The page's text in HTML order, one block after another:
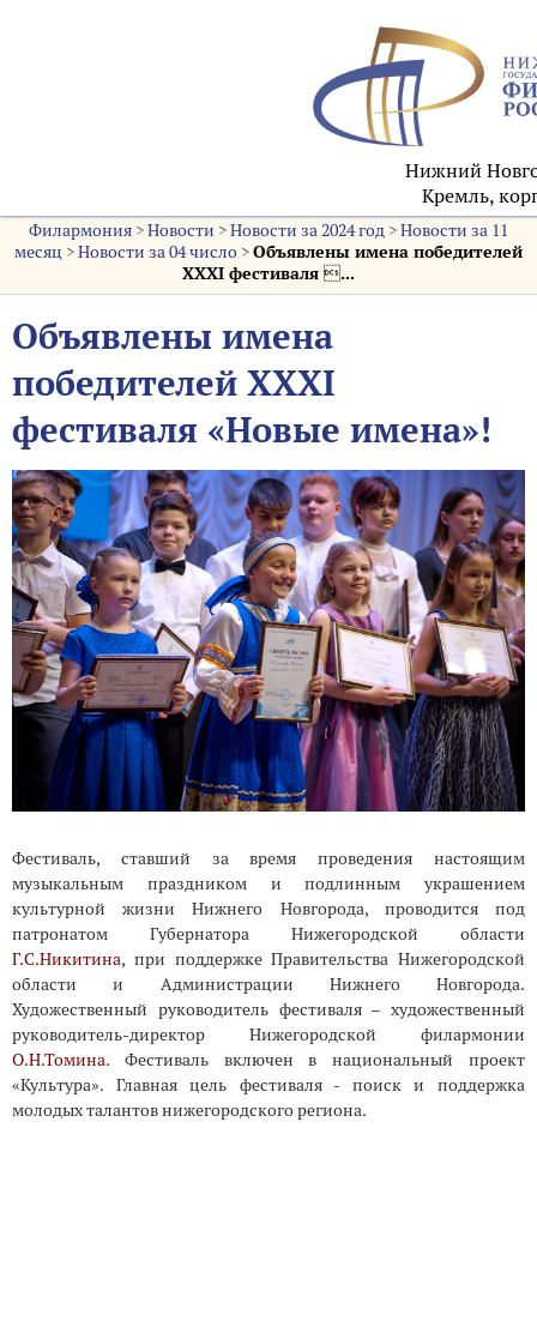
Нижний
Кремль,
Филармония>Новости >Новости за 2024 год>Новости за 11
месяц >Новости за 04 число>Объявлены имена победителей
XXXI фестиваля ...
Объявлены имена
победителей XXXI
фестиваля «Новые имена»!
Фестиваль, ставший за время проведения настоящим
музыкальным праздником и подлинным украшением
культурной жизни Нижнего Новгорода, проводится под
патронатом Губернатора Нижегородской области
Г.С.Никитина, при поддержке Правительства Нижегородской
области и Администрации Нижнего Новгорода.
Художественный руководитель фестиваля – художественный
руководитель-директор Нижегородской филармонии
О.Н.Томина. Фестиваль включен в национальный проект
«Культура». Главная цель фестиваля - поиск и поддержка
молодых талантов нижегородского региона.